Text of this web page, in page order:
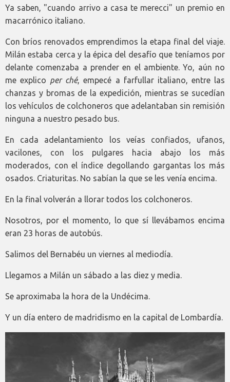
Ya saben, "cuando arrivo a casa te merecci" un premio en
macarrónico italiano.
Con bríos renovados emprendimos la etapa final del viaje.
Milán estaba cerca y la épica del desafío que teníamos por
delante comenzaba a prender en el ambiente. Yo, aún no
me explico per ché, empecé a farfullar italiano, entre las
chanzas y bromas de la expedición, mientras se sucedían
los vehículos de colchoneros que adelantaban sin remisión
ninguna a nuestro pesado bus.
En cada adelantamiento los veías confiados, ufanos,
vacilones, con los pulgares hacia abajo los más
moderados, con el índice degollando gargantas los más
osados. Criaturitas. No sabían la que se les venía encima.
En la final volverán a llorar todos los colchoneros.
Nosotros, por el momento, lo que sí llevábamos encima
eran 23 horas de autobús.
Salimos del Bernabéu un viernes al mediodía.
Llegamos a Milán un sábado a las diez y media.
Se aproximaba la hora de la Undécima.
Y un día entero de madridismo en la capital de Lombardía.